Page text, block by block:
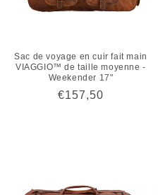
Sac de voyage en cuir fait main
VIAGGIO™ de taille moyenne -
Weekender 17"
Prix
€157,50